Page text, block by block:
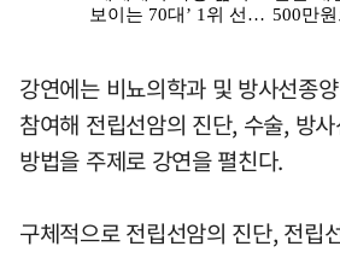
강연에는 비뇨의학과 및 방사선종
참여해 전립선암의 진단, 수술, 방
방법을 주제로 강연을 펼친다.
구체적으로 전립선암의 진단, 전립